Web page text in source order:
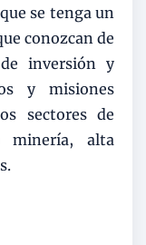
se tenga un
conozcan de
inversión y
y misiones
sectores de
minería, alta